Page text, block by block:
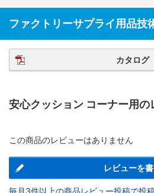
ファクトリーサプライ用品技
カタログ
安心クッション コーナー用の
この商品のレビューはありません
レビューを書